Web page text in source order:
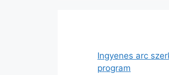
Ingyenes arc
program